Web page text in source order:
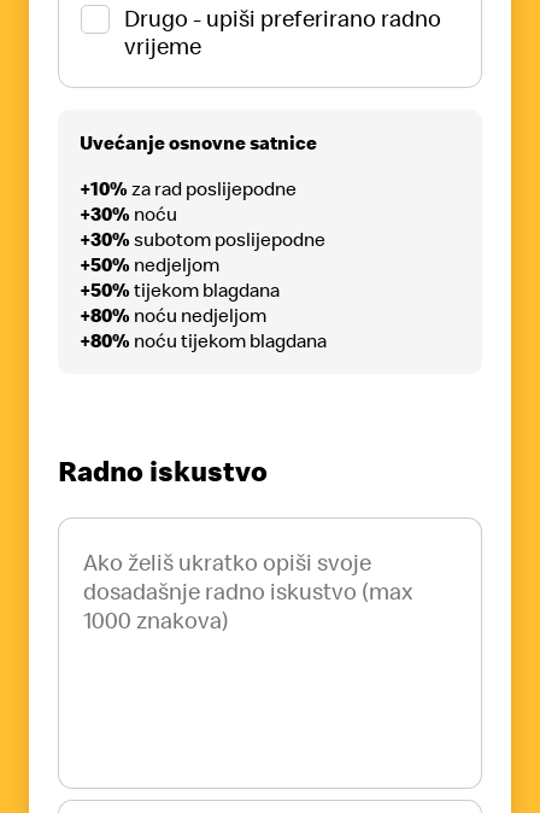
Drugo - upiši preferirano radno
vrijeme
Uvećanje osnovne satnice
+10% za rad poslijepodne
+30% noću
+30% subotom poslijepodne
+50% nedjeljom
+50% tijekom blagdana
+80% noću nedjeljom
+80% noću tijekom blagdana
Radno iskustvo